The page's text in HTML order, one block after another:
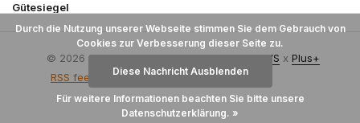
Gütesiegel
© 2026 StoffenBestellen.nl - Theme ByDMWS x Plus+
RSS feed
Durch die Nutzung unserer Webseite stimmen Sie dem Gebrauch von
Cookies zur Verbesserung dieser Seite zu.
Diese Nachricht Ausblenden
Für weitere Informationen beachten Sie bitte unsere
Datenschutzerklärung. »